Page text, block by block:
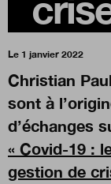
Boutique
Qui
Nous
Le 1 janvier 2022
Christian
sont à
d’échanges
« Covid-19 :
gestion de